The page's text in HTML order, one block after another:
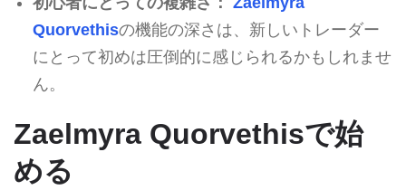
Quorvethisの機能の深さは、新しいトレーダー
にとって初めは圧倒的に感じられるかもしれませ
ん。
Zaelmyra Quorvethisで始
める